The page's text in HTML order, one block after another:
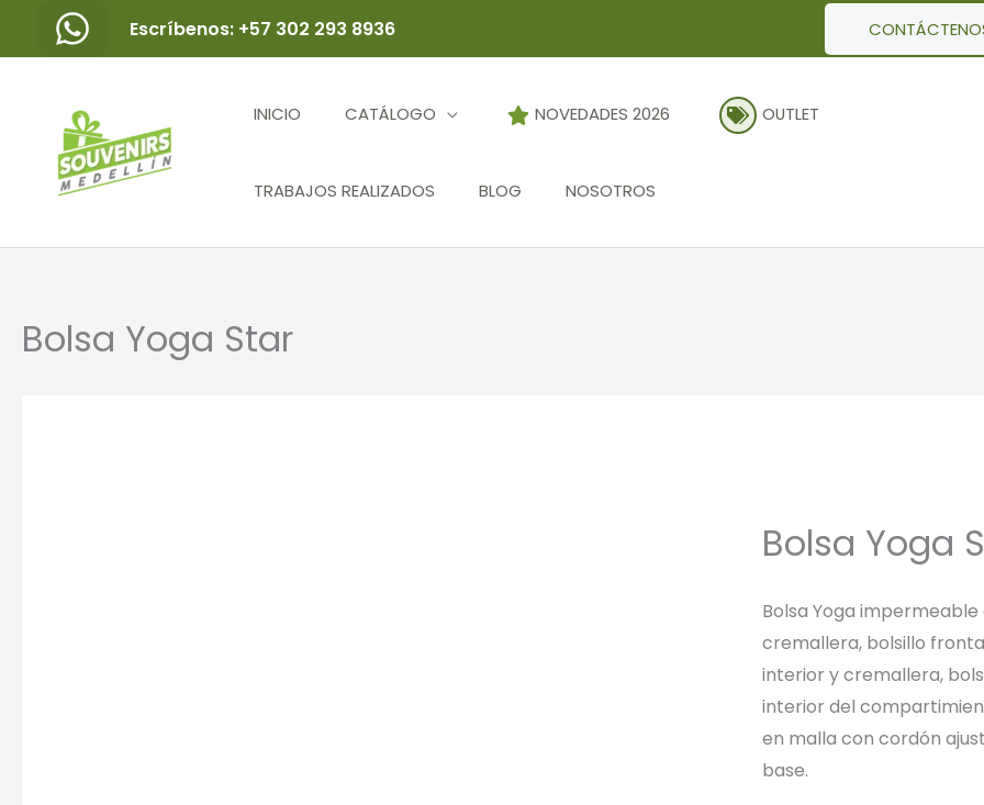
Escríbenos: +57 302 293 8936
INICIO CATÁLOGO NOVEDADES 2026 OUTLET
TRABAJOS REALIZADOS BLOG NOSOTROS
Bolsa Yoga Star
Bolsa Yoga
Bolsa Yoga
cremallera, bolsillo
interior y cremallera,
interior del
en malla con cordón
base.